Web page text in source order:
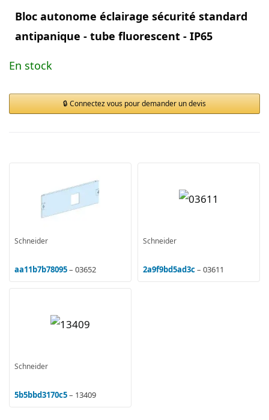
Bloc autonome éclairage sécurité standard
antipanique - tube fluorescent - IP65
En stock
Connectez vous pour demander un devis
Schneider
aa11b7b78095– 03652
Schneider
2a9f9bd5ad3c– 03611
Schneider
5b5bbd3170c5– 13409